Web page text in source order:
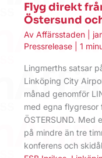
Flyg direkt
Östersund
Av Affärsstaden
Pressrelease
1
Lingmerths satsar
Linköping City
månad genomför
med egna flygresor
ÖSTERSUND.
på mindre än tre
konferens och